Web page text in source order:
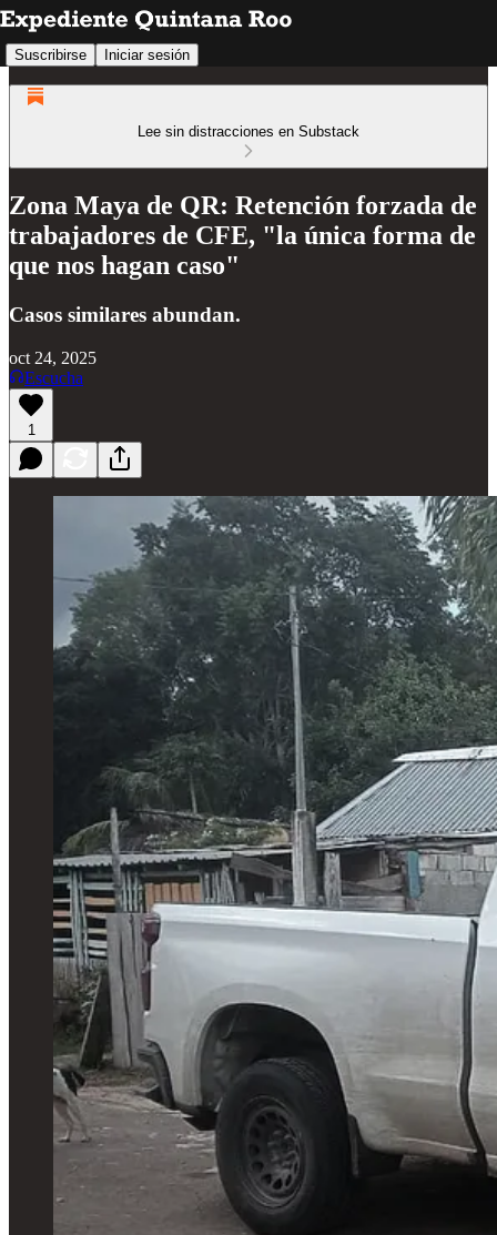
Suscribirse Iniciar sesión
Lee sin distracciones en Substack
Zona Maya de QR: Retención forzada de
trabajadores de CFE, "la única forma de
que nos hagan caso"
Casos similares abundan.
oct 24, 2025
Escucha
1